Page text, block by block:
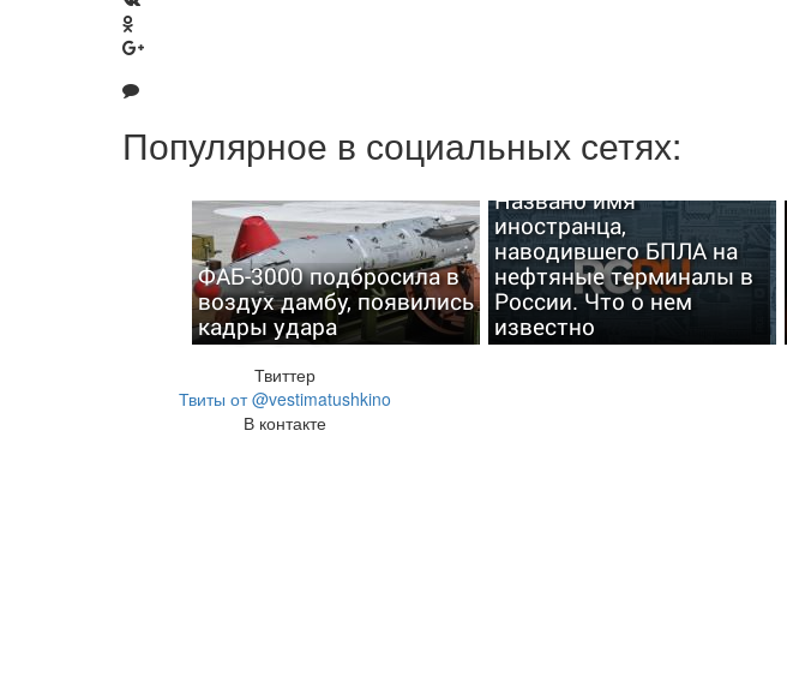
Популярное в социальных сетях:
ФАБ-3000 подбросила в
воздух дамбу, появились
кадры удара
Названо имя
иностранца,
наводившего БПЛА на
нефтяные терминалы в
России. Что о нем
известно
Твиттер
Твиты от @vestimatushkino
В контакте